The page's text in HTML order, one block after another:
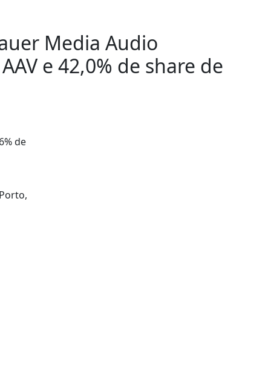
Media Audio
e 42,0% de share de
de